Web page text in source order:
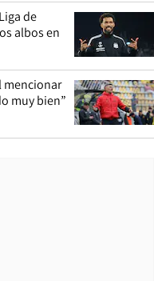
de
albos en
mencionar
muy bien”